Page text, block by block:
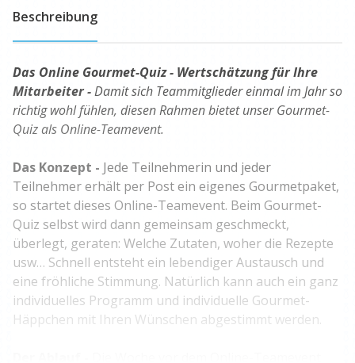
Beschreibung
Das Online Gourmet-Quiz - Wertschätzung für Ihre
Mitarbeiter -Damit sich Teammitglieder einmal im Jahr so
richtig wohl fühlen, diesen Rahmen bietet unser Gourmet-
Quiz als Online-Teamevent.
Das Konzept - Jede Teilnehmerin und jeder
Teilnehmer erhält per Post ein eigenes Gourmetpaket,
so startet dieses Online-Teamevent. Beim Gourmet-
Quiz selbst wird dann gemeinsam geschmeckt,
überlegt, geraten: Welche Zutaten, woher die Rezepte
usw… Schnell entsteht ein lebendiger Austausch und
eine fröhliche Stimmung. Natürlich kann auch ein ganz
individuelles Programm und individuelle Gourmet-
Häppchen mit Ihren Wünschen abgestimmt werden.